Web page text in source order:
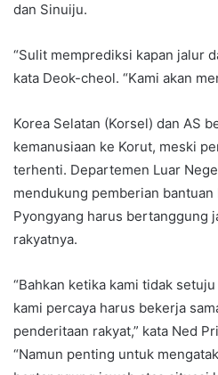
dan Sinuiju.
“Sulit memprediksi kapan jalur
kata Deok-cheol. “Kami akan
Korea Selatan (Korsel) dan AS
kemanusiaan ke Korut, meski
terhenti. Departemen Luar
mendukung pemberian
Pyongyang harus bertanggung
rakyatnya.
“Bahkan ketika kami tidak
kami percaya harus bekerja
penderitaan rakyat,” kata Ned
“Namun penting untuk